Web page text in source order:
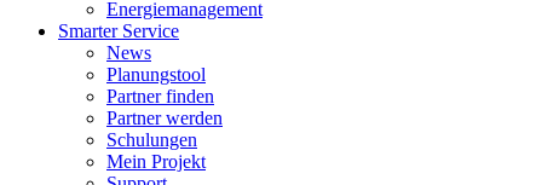
Energiemanagement
Smarter Service
News
Planungstool
Partner finden
Partner werden
Schulungen
Mein Projekt